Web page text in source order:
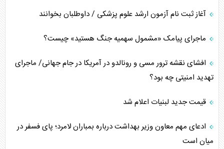
آغاز ثبت نام آزمون ارشد علوم پزشکی / داوطلبان بخوانند
ماجرای پیامک «مشمول سهمیه جنگ هستید» چیست؟
افشای نقشه ترور مسی و رونالدو در آمریکا در جام جهانی/ ماجرای
تهدید امنیتی چه بود؟
قیمت جدید لبنیات اعلام شد
ادعای مهم معاون وزیر بهداشت درباره بمباران لامرد؛ پای فسفر در
میان است